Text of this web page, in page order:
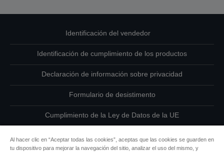
Identificación del vendedor
Identificación de cumplimiento de los productos
Declaración de información sobre privacidad
Formulario de desistimento
Cumplimiento de la Ley de Datos de la UE
Ponte en contacto con nosotros en relación con tus datos
Al hacer clic en “Aceptar todas las cookies”, aceptas que las cookies se guarden en
tu dispositivo para mejorar la navegación del sitio, analizar el uso del mismo, y